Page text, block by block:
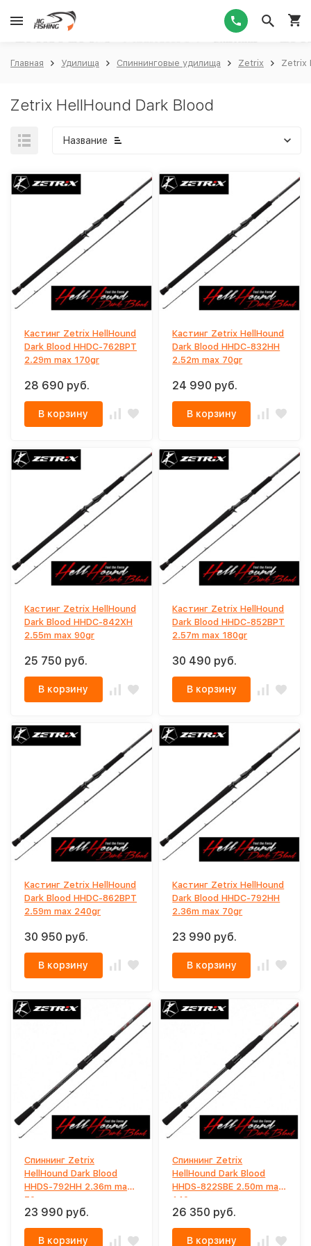
Главная Удилища Спиннинговые удилища Zetrix Zetrix
Zetrix HellHound Dark Blood
Название
Кастинг Zetrix HellHound
Dark Blood HHDC-762BPT
2.29m max 170gr
28 690 руб.
В корзину
Кастинг Zetrix HellHound
Dark Blood HHDC-832HH
2.52m max 70gr
24 990 руб.
В корзину
Кастинг Zetrix HellHound
Dark Blood HHDC-842XH
2.55m max 90gr
25 750 руб.
В корзину
Кастинг Zetrix HellHound
Dark Blood HHDC-852BPT
2.57m max 180gr
30 490 руб.
В корзину
Кастинг Zetrix HellHound
Dark Blood HHDC-862BPT
2.59m max 240gr
30 950 руб.
В корзину
Кастинг Zetrix HellHound
Dark Blood HHDС-792HH
2.36m max 70gr
23 990 руб.
В корзину
Спиннинг Zetrix
HellHound Dark Blood
HHDS-792HH 2.36m max
70gr
23 990 руб.
В корзину
Спиннинг Zetrix
HellHound Dark Blood
HHDS-822SBE 2.50m max
140gr
26 350 руб.
В корзину